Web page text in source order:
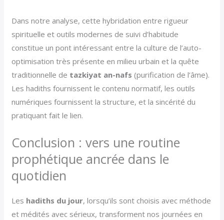
Dans notre analyse, cette hybridation entre rigueur
spirituelle et outils modernes de suivi d’habitude
constitue un pont intéressant entre la culture de l’auto-
optimisation très présente en milieu urbain et la quête
traditionnelle de tazkiyat an-nafs (purification de l’âme).
Les hadiths fournissent le contenu normatif, les outils
numériques fournissent la structure, et la sincérité du
pratiquant fait le lien.
Conclusion : vers une routine
prophétique ancrée dans le
quotidien
Les hadiths du jour, lorsqu’ils sont choisis avec méthode
et médités avec sérieux, transforment nos journées en